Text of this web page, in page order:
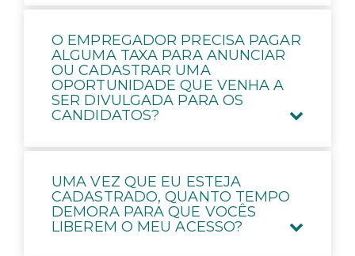
O EMPREGADOR PRECISA PAGAR
ALGUMA TAXA PARA ANUNCIAR
OU CADASTRAR UMA
OPORTUNIDADE QUE VENHA A
SER DIVULGADA PARA OS
CANDIDATOS?
UMA VEZ QUE EU ESTEJA
CADASTRADO, QUANTO TEMPO
DEMORA PARA QUE VOCÊS
LIBEREM O MEU ACESSO?